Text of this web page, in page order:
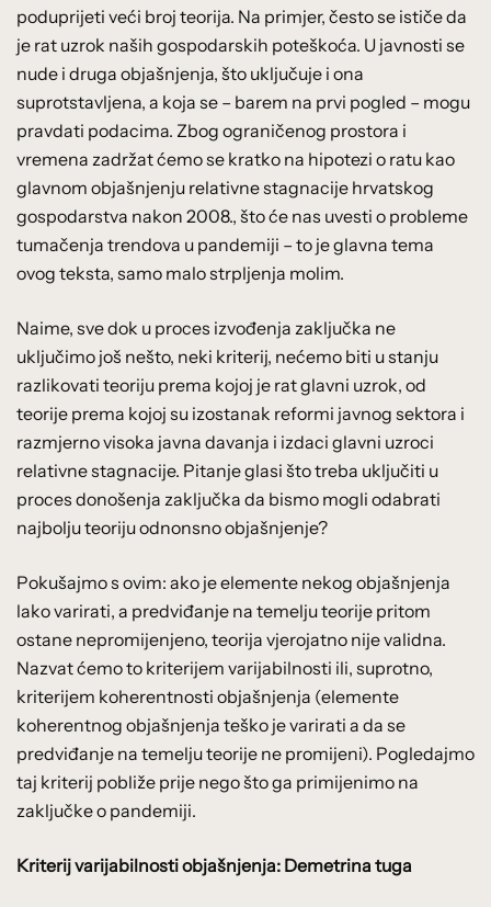
poduprijeti veći broj teorija. Na primjer, često se ističe da
je rat uzrok naših gospodarskih poteškoća. U javnosti se
nude i druga objašnjenja, što uključuje i ona
suprotstavljena, a koja se – barem na prvi pogled – mogu
pravdati podacima. Zbog ograničenog prostora i
vremena zadržat ćemo se kratko na hipotezi o ratu kao
glavnom objašnjenju relativne stagnacije hrvatskog
gospodarstva nakon 2008., što će nas uvesti o probleme
tumačenja trendova u pandemiji – to je glavna tema
ovog teksta, samo malo strpljenja molim.
Naime, sve dok u proces izvođenja zaključka ne
uključimo još nešto, neki kriterij, nećemo biti u stanju
razlikovati teoriju prema kojoj je rat glavni uzrok, od
teorije prema kojoj su izostanak reformi javnog sektora i
razmjerno visoka javna davanja i izdaci glavni uzroci
relativne stagnacije. Pitanje glasi što treba uključiti u
proces donošenja zaključka da bismo mogli odabrati
najbolju teoriju odnonsno objašnjenje?
Pokušajmo s ovim: ako je elemente nekog objašnjenja
lako varirati, a predviđanje na temelju teorije pritom
ostane nepromijenjeno, teorija vjerojatno nije validna.
Nazvat ćemo to kriterijem varijabilnosti ili, suprotno,
kriterijem koherentnosti objašnjenja (elemente
koherentnog objašnjenja teško je varirati a da se
predviđanje na temelju teorije ne promijeni). Pogledajmo
taj kriterij pobliže prije nego što ga primijenimo na
zaključke o pandemiji.
Kriterij varijabilnosti objašnjenja: Demetrina tuga